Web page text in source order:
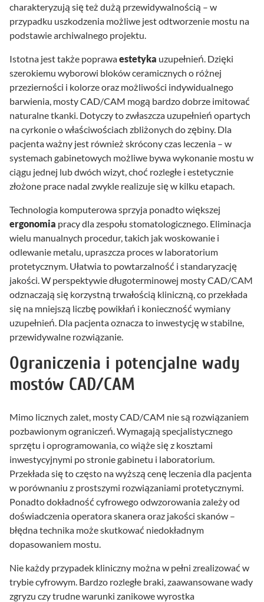
charakteryzują się też dużą przewidywalnością – w
przypadku uszkodzenia możliwe jest odtworzenie mostu na
podstawie archiwalnego projektu.
Istotna jest także poprawaestetyka uzupełnień. Dzięki
szerokiemu wyborowi bloków ceramicznych o różnej
przezierności i kolorze oraz możliwości indywidualnego
barwienia, mosty CAD/CAM mogą bardzo dobrze imitować
naturalne tkanki. Dotyczy to zwłaszcza uzupełnień opartych
na cyrkonie o właściwościach zbliżonych do zębiny. Dla
pacjenta ważny jest również skrócony czas leczenia – w
systemach gabinetowych możliwe bywa wykonanie mostu w
ciągu jednej lub dwóch wizyt, choć rozległe i estetycznie
złożone prace nadal zwykle realizuje się w kilku etapach.
Technologia komputerowa sprzyja ponadto większej
ergonomia pracy dla zespołu stomatologicznego. Eliminacja
wielu manualnych procedur, takich jak woskowanie i
odlewanie metalu, upraszcza proces w laboratorium
protetycznym. Ułatwia to powtarzalność i standaryzację
jakości. W perspektywie długoterminowej mosty CAD/CAM
odznaczają się korzystną trwałością kliniczną, co przekłada
się na mniejszą liczbę powikłań i konieczność wymiany
uzupełnień. Dla pacjenta oznacza to inwestycję w stabilne,
przewidywalne rozwiązanie.
Ograniczenia i potencjalne wady
mostów CAD/CAM
Mimo licznych zalet, mosty CAD/CAM nie są rozwiązaniem
pozbawionym ograniczeń. Wymagają specjalistycznego
sprzętu i oprogramowania, co wiąże się z kosztami
inwestycyjnymi po stronie gabinetu i laboratorium.
Przekłada się to często na wyższą cenę leczenia dla pacjenta
w porównaniu z prostszymi rozwiązaniami protetycznymi.
Ponadto dokładność cyfrowego odwzorowania zależy od
doświadczenia operatora skanera oraz jakości skanów –
błędna technika może skutkować niedokładnym
dopasowaniem mostu.
Nie każdy przypadek kliniczny można w pełni zrealizować w
trybie cyfrowym. Bardzo rozległe braki, zaawansowane wady
zgryzu czy trudne warunki zanikowe wyrostka